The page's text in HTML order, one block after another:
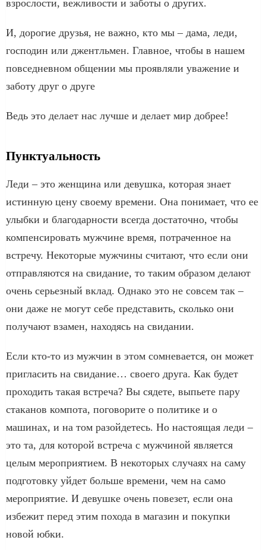
взрослости, вежливости и заботы о других.
И, дорогие друзья, не важно, кто мы – дама, леди,
господин или джентльмен. Главное, чтобы в нашем
повседневном общении мы проявляли уважение и
заботу друг о друге
Ведь это делает нас лучше и делает мир добрее!
Пунктуальность
Леди – это женщина или девушка, которая знает
истинную цену своему времени. Она понимает, что ее
улыбки и благодарности всегда достаточно, чтобы
компенсировать мужчине время, потраченное на
встречу. Некоторые мужчины считают, что если они
отправляются на свидание, то таким образом делают
очень серьезный вклад. Однако это не совсем так –
они даже не могут себе представить, сколько они
получают взамен, находясь на свидании.
Если кто-то из мужчин в этом сомневается, он может
пригласить на свидание… своего друга. Как будет
проходить такая встреча? Вы сядете, выпьете пару
стаканов компота, поговорите о политике и о
машинах, и на том разойдетесь. Но настоящая леди –
это та, для которой встреча с мужчиной является
целым мероприятием. В некоторых случаях на саму
подготовку уйдет больше времени, чем на само
мероприятие. И девушке очень повезет, если она
избежит перед этим похода в магазин и покупки
новой юбки.